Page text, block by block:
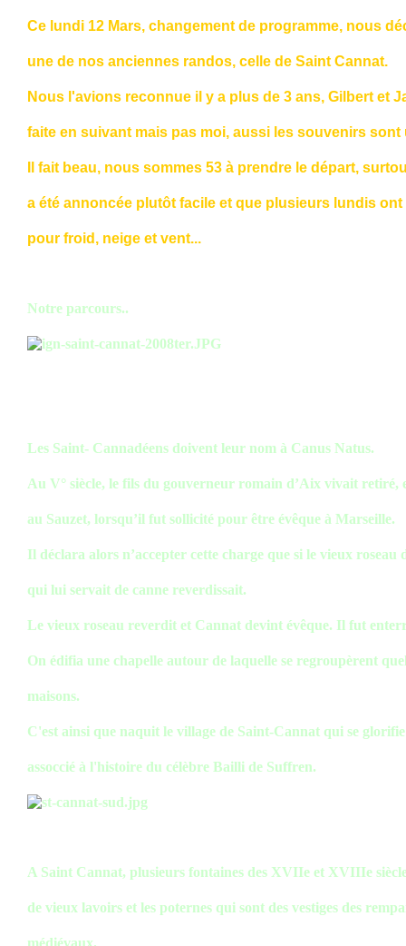
Ce lundi 12 Mars, changement de programme, nous
une de nos anciennes randos, celle de Saint Cannat.
Nous l'avions reconnue il y a plus de 3 ans, Gilbert et
faite en suivant mais pas moi, aussi les souvenirs sont
Il fait beau, nous sommes 53 à prendre le départ,
a été annoncée plutôt facile et que plusieurs lundis
pour froid, neige et vent...
Notre parcours..
Les Saint- Cannadéens doivent leur nom à Canus Natus.
Au V° siècle, le fils du gouverneur romain d’Aix vivait retiré,
au Sauzet, lorsqu’il fut sollicité pour être évêque à Marseille.
Il déclara alors n’accepter cette charge que si le vieux roseau
qui lui servait de canne reverdissait.
Le vieux roseau reverdit et Cannat devint évêque. Il fut
On édifia une chapelle autour de laquelle se regroupèrent
maisons.
C'est ainsi que naquit le village de Saint-Cannat qui se
assoccié à l'histoire du célèbre Bailli de Suffren.
A Saint Cannat, plusieurs fontaines des XVIIe et XVIIIe
de vieux lavoirs et les poternes qui sont des vestiges des
médiévaux.